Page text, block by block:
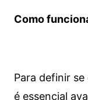
Como
Para definir
é essencial